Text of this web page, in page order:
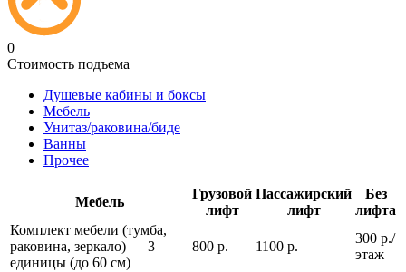
0
Стоимость подъема
Душевые кабины и боксы
Мебель
Унитаз/раковина/биде
Ванны
Прочее
Мебель
Грузовой
лифт
Пассажирский
лифт
Без
лифта
Комплект мебели (тумба,
раковина, зеркало) — 3
единицы (до 60 см)
800 р. 1100 р.
300 р./
этаж